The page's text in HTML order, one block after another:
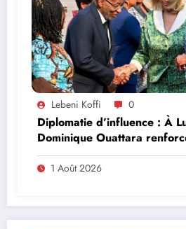
Lebeni Koffi 0
Diplomatie d’influence : À
Dominique Ouattara
leadership solidaire de la
Afrique
1 Août 2026